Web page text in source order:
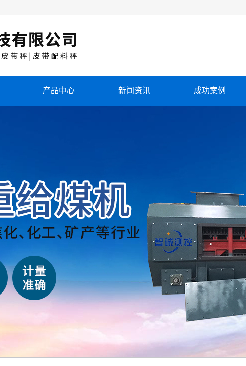
产品中心 新闻资讯 成功案例